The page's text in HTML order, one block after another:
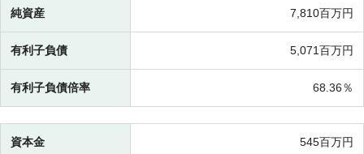
純資産 7,810百万円
有利子負債 5,071百万円
有利子負債倍率 68.36％
資本金 545百万円